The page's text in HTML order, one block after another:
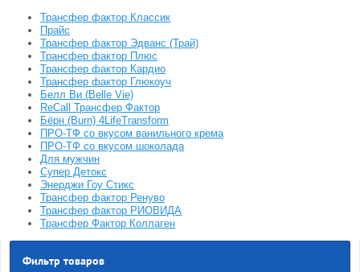
Трансфер фактор Классик
Прайс
Трансфер фактор Эдванс (Трай)
Трансфер фактор Плюс
Трансфер фактор Кардио
Трансфер фактор Глюкоуч
Белл Ви (Belle Vie)
ReCall Трансфер Фактор
Бёрн (Burn) 4LifeTransform
ПРО-ТФ со вкусом ванильного крема
ПРО-ТФ со вкусом шоколада
Для мужчин
Супер Детокс
Энерджи Гоу Стикс
Трансфер фактор Ренуво
Трансфер фактор РИОВИДА
Трансфер Фактор Коллаген
Фильтр товаров